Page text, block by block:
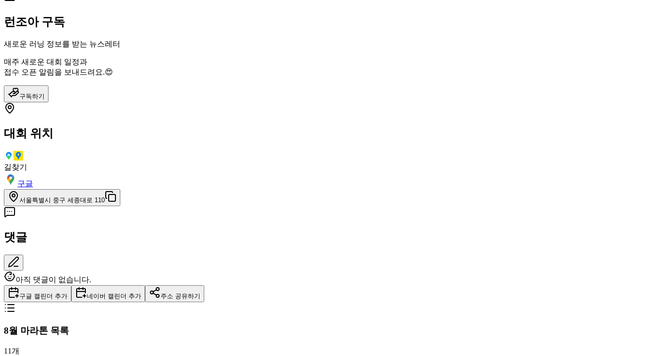
런조아 구독
새로운 러닝 정보를 받는 뉴스레터
매주 새로운 대회 일정과
접수 오픈 알림을 보내드려요.😍
구독하기
대회 위치
길찾기
구글
서울특별시 중구 세종대로 110
댓글
아직 댓글이 없습니다.
구글 캘린더 추가 네이버 캘린더 추가 주소 공유하기
8월 마라톤 목록
11개